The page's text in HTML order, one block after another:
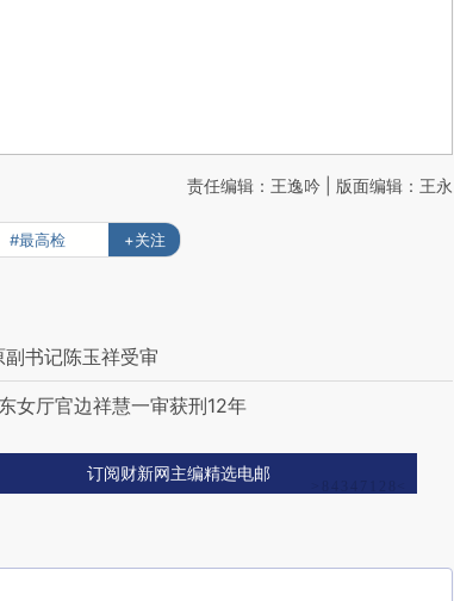
责任编辑：王逸吟 | 版面编辑：王永
#最高检 +关注
书记陈玉祥受审
女厅官边祥慧一审获刑12年
订阅财新网主编精选电邮